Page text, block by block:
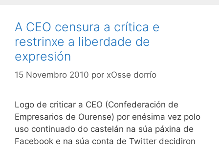
A CEO censura a crítica e
restrinxe a liberdade de
expresión
15 Novembro 2010 por xOsse dorrío
Logo de criticar a CEO (Confederación de
Empresarios de Ourense) por enésima vez polo
uso continuado do castelán na súa páxina de
Facebook e na súa conta de Twitter decidiron